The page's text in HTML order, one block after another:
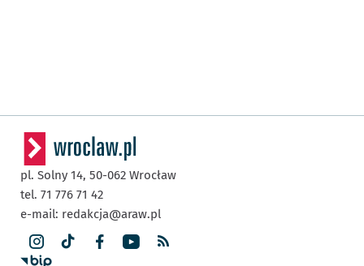
pl. Solny 14, 50-062 Wrocław
tel. 71 776 71 42
e-mail: redakcja@araw.pl